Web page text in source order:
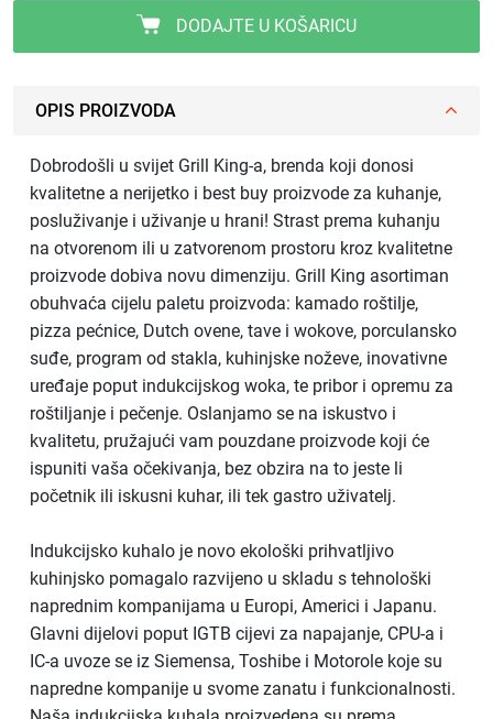
DODAJTE U KOŠARICU
OPIS PROIZVODA
Dobrodošli u svijet Grill King-a, brenda koji donosi
kvalitetne a nerijetko i best buy proizvode za kuhanje,
posluživanje i uživanje u hrani! Strast prema kuhanju
na otvorenom ili u zatvorenom prostoru kroz kvalitetne
proizvode dobiva novu dimenziju. Grill King asortiman
obuhvaća cijelu paletu proizvoda: kamado roštilje,
pizza pećnice, Dutch ovene, tave i wokove, porculansko
suđe, program od stakla, kuhinjske noževe, inovativne
uređaje poput indukcijskog woka, te pribor i opremu za
roštiljanje i pečenje. Oslanjamo se na iskustvo i
kvalitetu, pružajući vam pouzdane proizvode koji će
ispuniti vaša očekivanja, bez obzira na to jeste li
početnik ili iskusni kuhar, ili tek gastro uživatelj.
Indukcijsko kuhalo je novo ekološki prihvatljivo
kuhinjsko pomagalo razvijeno u skladu s tehnološki
naprednim kompanijama u Europi, Americi i Japanu.
Glavni dijelovi poput IGTB cijevi za napajanje, CPU-a i
IC-a uvoze se iz Siemensa, Toshibe i Motorole koje su
napredne kompanije u svome zanatu i funkcionalnosti.